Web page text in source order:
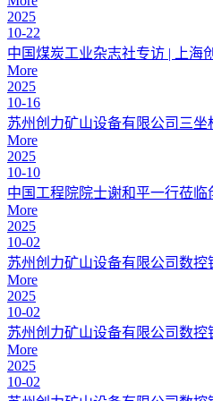
2025
10-22
中国煤炭工业杂志社专访 | 上海
More
2025
10-16
苏州创力矿山设备有限公司三坐
More
2025
10-10
中国工程院院士谢和平一行莅临
More
2025
10-02
苏州创力矿山设备有限公司数
More
2025
10-02
苏州创力矿山设备有限公司数
More
2025
10-02